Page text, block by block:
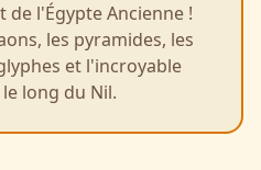
l'Égypte Ancienne !
les pyramides, les
et l'incroyable
long du Nil.